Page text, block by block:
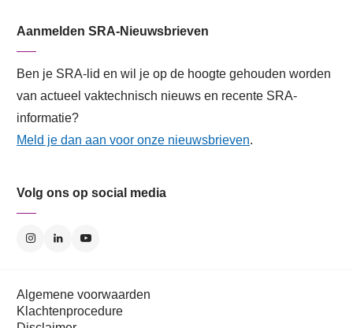
Aanmelden SRA-Nieuwsbrieven
Ben je SRA-lid en wil je op de hoogte gehouden worden
van actueel vaktechnisch nieuws en recente SRA-
informatie?
Meld je dan aan voor onze nieuwsbrieven.
Volg ons op social media
Algemene voorwaarden
Klachtenprocedure